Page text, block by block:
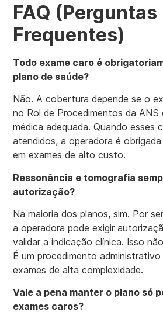
FAQ (Perguntas
Frequentes)
Todo exame caro é
plano de saúde?
Não. A cobertura depende se o
no Rol de Procedimentos da ANS
médica adequada. Quando esses
atendidos, a operadora é
em exames de alto custo.
Ressonância e tomografia
autorização?
Na maioria dos planos, sim. Por
a operadora pode exigir
validar a indicação clínica. Isso
É um procedimento administrativo
exames de alta complexidade.
Vale a pena manter o plano só
exames caros?